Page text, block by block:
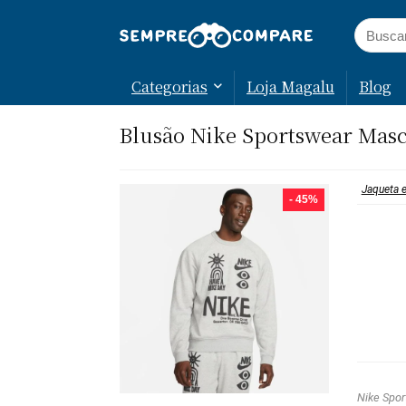
Categorias Loja Magalu Blog
Blusão Nike Sportswear
- 45%
Jaqueta
Nike